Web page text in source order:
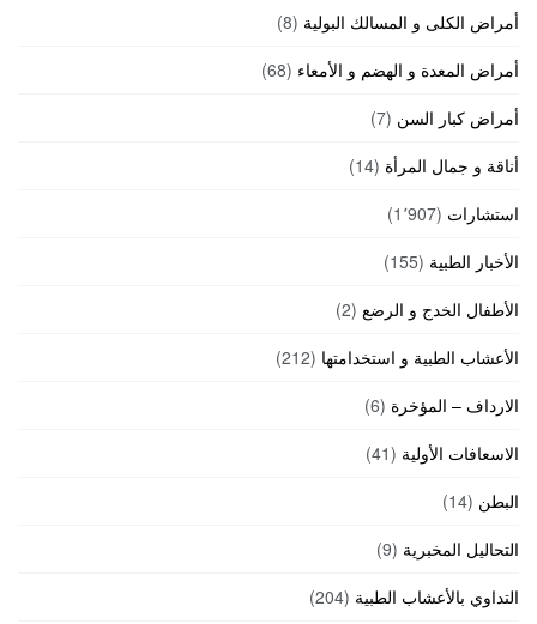
أمراض الكلى و المسالك البولية (8)
أمراض المعدة و الهضم و الأمعاء (68)
أمراض كبار السن (7)
أناقة و جمال المرأة (14)
استشارات (1٬907)
الأخبار الطبية (155)
الأطفال الخدج و الرضع (2)
الأعشاب الطبية و استخدامتها (212)
الارداف – المؤخرة (6)
الاسعافات الأولية (41)
البطن (14)
التحاليل المخبرية (9)
التداوي بالأعشاب الطبية (204)